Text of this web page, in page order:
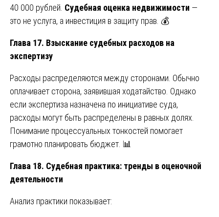
40 000 рублей. Судебная оценка недвижимости —
это не услуга, а инвестиция в защиту прав. 💰
Глава 17. Взыскание судебных расходов на
экспертизу
Расходы распределяются между сторонами. Обычно
оплачивает сторона, заявившая ходатайство. Однако
если экспертиза назначена по инициативе суда,
расходы могут быть распределены в равных долях.
Понимание процессуальных тонкостей помогает
грамотно планировать бюджет. 📊
Глава 18. Судебная практика: тренды в оценочной
деятельности
Анализ практики показывает: